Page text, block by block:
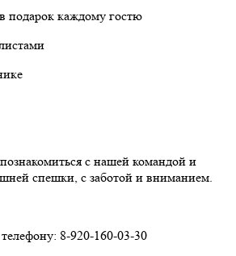
каждому гостю
с нашей командой и
спешки, с заботой и вниманием.
8-920-160-03-30